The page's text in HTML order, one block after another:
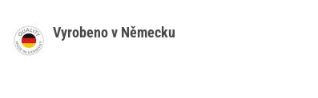
Vyrobeno v Německu